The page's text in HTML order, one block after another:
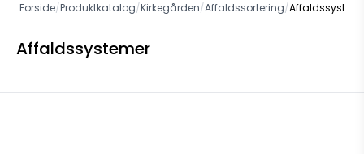
Forside/Produktkatalog/Kirkegården/Affaldssortering/
Affaldssystemer